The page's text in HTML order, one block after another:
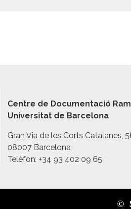
Centre de Documentació
Universitat de Barcelona
Gran Via de les Corts Catalanes,
08007 Barcelona
Telèfon: +34 93 402 09 65
©